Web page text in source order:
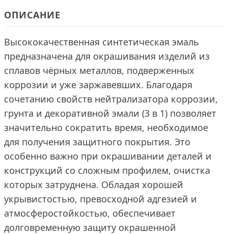
ОПИСАНИЕ
Высококачественная синтетическая эмаль
предназначена для окрашивания изделий из
сплавов чёрных металлов, подверженных
коррозии и уже заржавевших. Благодаря
сочетанию свойств нейтрализатора коррозии,
грунта и декоративной эмали (3 в 1) позволяет
значительно сократить время, необходимое
для получения защитного покрытия. Это
особенно важно при окрашивании деталей и
конструкций со сложным профилем, очистка
которых затруднена. Обладая хорошей
укрывистостью, превосходной адгезией и
атмосферостойкостью, обеспечивает
долговременную защиту окрашенной